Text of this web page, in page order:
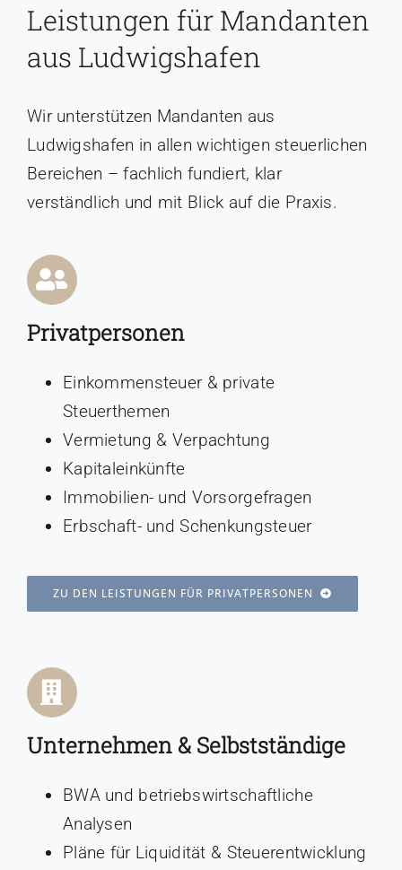
Leistungen für Mandanten
aus Ludwigshafen
Wir unterstützen Mandanten aus
Ludwigshafen in allen wichtigen steuerlichen
Bereichen – fachlich fundiert, klar
verständlich und mit Blick auf die Praxis.
Privatpersonen
Einkommensteuer & private
Steuerthemen
Vermietung & Verpachtung
Kapitaleinkünfte
Immobilien- und Vorsorgefragen
Erbschaft- und Schenkungsteuer
ZU DEN LEISTUNGEN FÜR PRIVATPERSONEN
Unternehmen & Selbstständige
BWA und betriebswirtschaftliche
Analysen
Pläne für Liquidität & Steuerentwicklung